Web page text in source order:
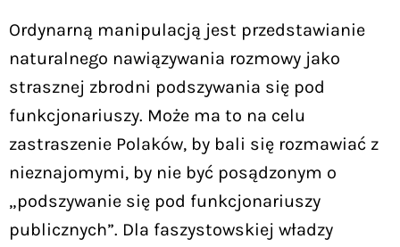
Ordynarną manipulacją jest przedstawianie
naturalnego nawiązywania rozmowy jako
strasznej zbrodni podszywania się pod
funkcjonariuszy. Może ma to na celu
zastraszenie Polaków, by bali się rozmawiać z
nieznajomymi, by nie być posądzonym o
„podszywanie się pod funkcjonariuszy
publicznych”. Dla faszystowskiej władzy